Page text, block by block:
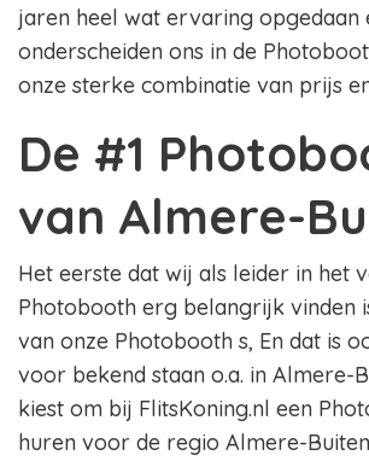
jaren heel wat ervaring opgedaan
onderscheiden ons in de
onze sterke combinatie van prijs
De #1
van Almere-
Het eerste dat wij als leider in het
Photobooth erg belangrijk vinden
van onze Photobooth s, En dat is
voor bekend staan o.a. in Almere-
kiest om bij FlitsKoning.nl een
huren voor de regio Almere-